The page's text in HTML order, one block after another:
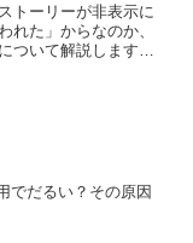
トーリーが非表示に
れた」からなのか、
ついて解説します。
でだるい？その原因